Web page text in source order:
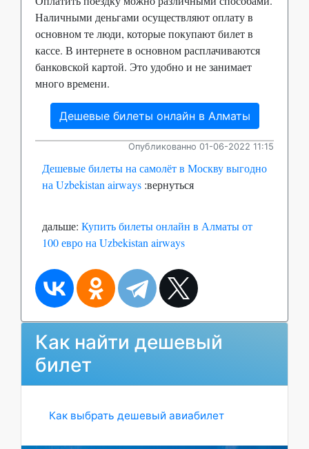
Наличными деньгами осуществляют оплату в
основном те люди, которые покупают билет в
кассе. В интернете в основном расплачиваются
банковской картой. Это удобно и не занимает
много времени.
Дешевые билеты онлайн в Алматы
Опубликованно 01-06-2022 11:15
Дешевые билеты на самолёт в Москву выгодно
на Uzbekistan airways :вернуться
дальше: Купить билеты онлайн в Алматы от
100 евро на Uzbekistan airways
Как найти дешевый
билет
Как выбрать дешевый авиабилет